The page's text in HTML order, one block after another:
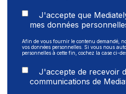
J'accepte que
mes données
Afin de vous fournir le contenu demandé,
vos données personnelles. Si vous nous
personnelles à cette fin, cochez la case ci-
J'accepte de recevoir
communications de